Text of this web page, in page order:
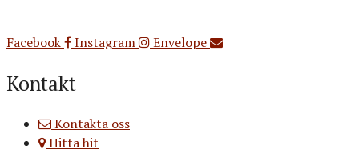
Facebook
Instagram Envelope
Kontakt
Kontakta oss
Hitta hit